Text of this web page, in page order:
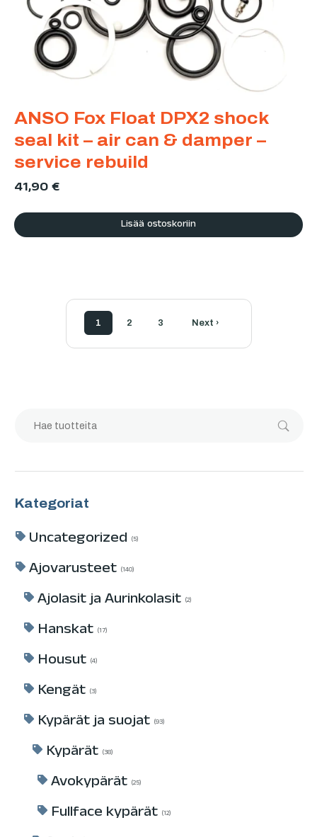
ANSO Fox Float DPX2 shock
seal kit – air can & damper –
service rebuild
41,90€
Lisää ostoskoriin
1 2 3 Next ›
Kategoriat
Uncategorized 5
Ajovarusteet 140
Ajolasit ja Aurinkolasit 2
Hanskat 17
Housut 4
Kengät 3
Kypärät ja suojat 93
Kypärät 38
Avokypärät 25
Fullface kypärät 12